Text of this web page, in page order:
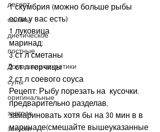
десерт
салаты
диетическое
постные
Домашние секретики
супы
оригинальные
завтрак
закуски
1 скумбрия (можно больше рыбы
если у вас есть)
1 луковица
маринад:
3 ст л сметаны
2 ст л горчицы
2 ст л соевого соуса
Рецепт: Рыбу порезать на  кусочки.
предварительно разделав,
замариновать хотя бы на 30 мин в в
маринаде(смешайте вышеуказанные